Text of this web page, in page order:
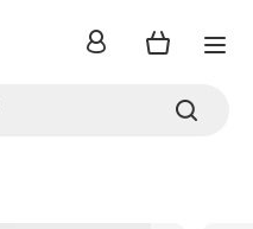
inloggen